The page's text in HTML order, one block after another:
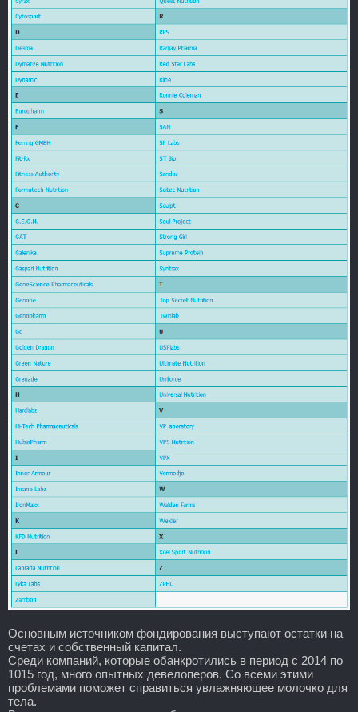
Основным источником фондирования выступают остатки на
счетах и собственный капитал.
Среди компаний, которые обанкротились в период с 2014 по
1015 год, много опытных девелоперов. Со всеми этими
проблемами поможет справиться увлажняющее молочко для
тела.